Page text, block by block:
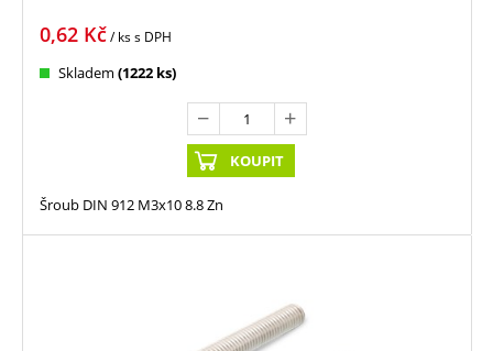
0,62 Kč/ kss DPH
Skladem (1222 ks)
KOUPIT
Šroub DIN 912 M3x10 8.8 Zn